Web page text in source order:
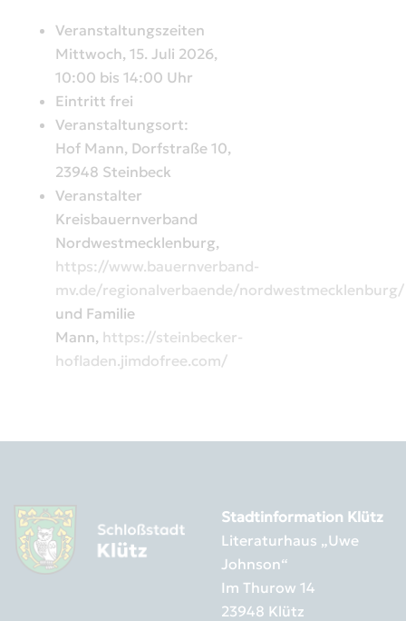
Veranstaltungszeiten
Mittwoch, 15. Juli 2026,
10:00 bis 14:00 Uhr
Eintritt frei
Veranstaltungsort:
Hof Mann, Dorfstraße 10,
23948 Steinbeck
Veranstalter
Kreisbauernverband
Nordwestmecklenburg,
https://www.bauernverband-
mv.de/regionalverbaende/nordwestmecklenburg/
und Familie
Mann, https://steinbecker-
hofladen.jimdofree.com/
Stadtinformation Klütz
Literaturhaus „Uwe
Johnson“
Im Thurow 14
23948 Klütz